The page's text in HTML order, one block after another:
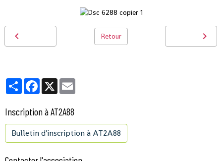
Retour
PartagerFacebook
X
Inscription à AT2A88
Bulletin d'inscription à AT2A88